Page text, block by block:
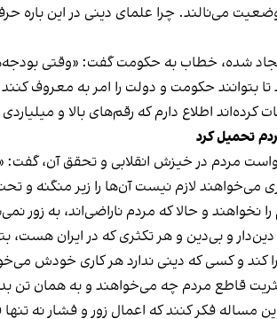
می‌نالند. چرا علمای دینی در این باره
شده،‌ خطاب به حکومت گفت: «وقتی
بتوانند حکومت و دولت را امر به معروف
کرده‌اند اطلاع دارم که رقم‌های بالا و
تحمیل کرد
مردم در خیزش انقلابی و تحقق آن،
می‌خواهند لازم نیست آن‌ها را زیر منگنه و
نخواهند و حالا که مردم ناراضی‌اند، به زور
و بی‌دین و هر تکثری که در ایران هست،
کند و کسی که دینی ندارد هر کاری خودش
قاطع مردم چه می‌خواهند و به همان تن
فکر کنند که اعمال زور و فشار نه